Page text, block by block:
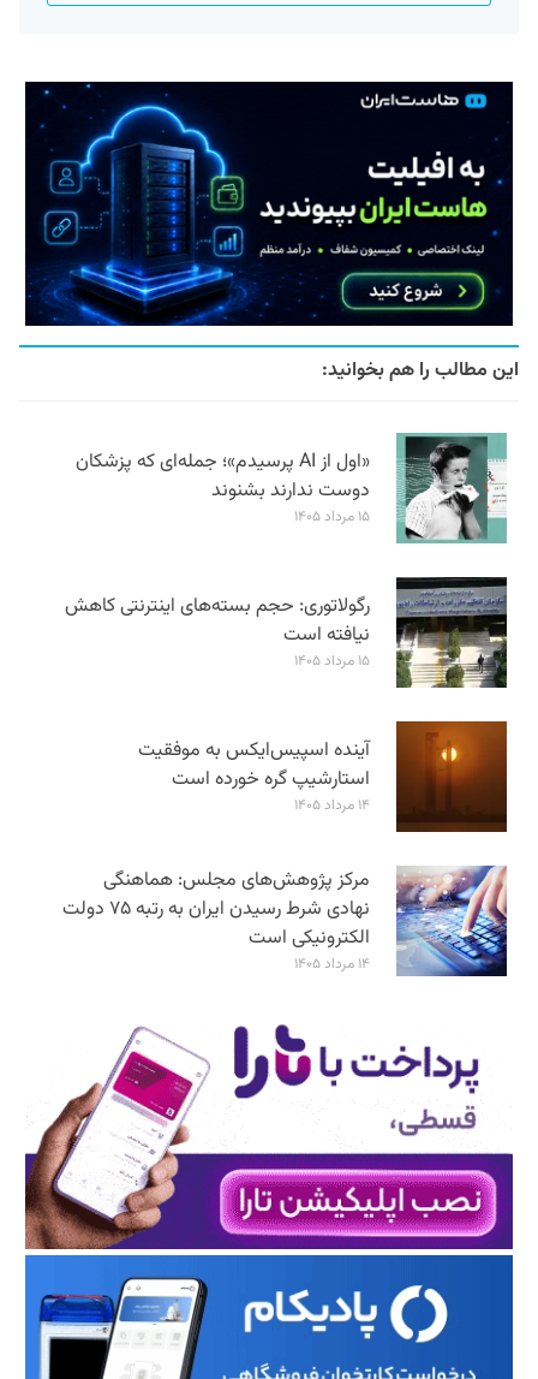
این مطالب را هم بخوانید:
«اول از AI پرسیدم»؛ جمله‌ای که پزشکان
دوست ندارند بشنوند
۱۵ مرداد ۱۴۰۵
رگولاتوری: حجم بسته‌های اینترنتی کاهش
نیافته است
۱۵ مرداد ۱۴۰۵
آینده اسپیس‌ایکس به موفقیت
استارشیپ گره خورده است
۱۴ مرداد ۱۴۰۵
مرکز پژوهش‌های مجلس: هماهنگی
نهادی شرط رسیدن ایران به رتبه ۷۵ دولت
الکترونیکی است
۱۴ مرداد ۱۴۰۵